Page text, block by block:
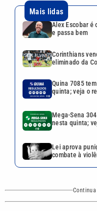
Mais lidas
Alex Escobar é
e passa bem
Corinthians
eliminado da
Quina 7085
quinta; veja o
Mega-Sena
nesta quinta;
Lei aprova
combate à